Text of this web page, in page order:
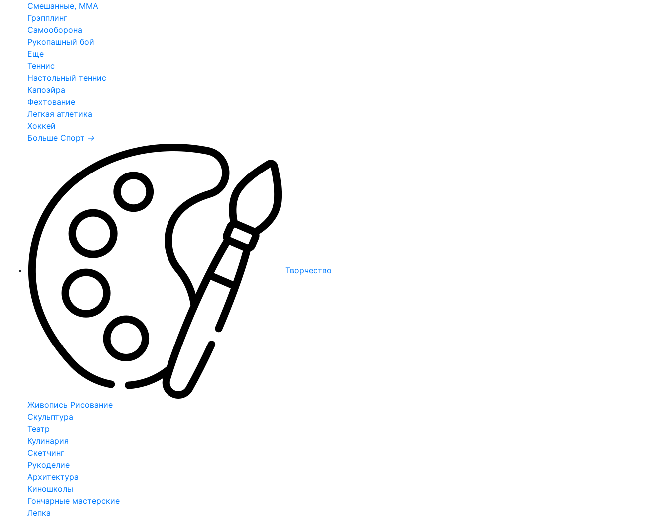
Смешанные, ММА
Грэпплинг
Самооборона
Рукопашный бой
Еще
Теннис
Настольный теннис
Капоэйра
Фехтование
Легкая атлетика
Хоккей
Больше Спорт →
Творчество
Живопись Рисование
Скульптура
Театр
Кулинария
Скетчинг
Рукоделие
Архитектура
Киношколы
Гончарные мастерские
Лепка